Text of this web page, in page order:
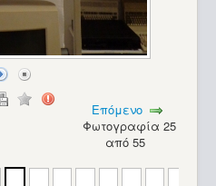
Επόμενο
Φωτογραφία 25
από 55